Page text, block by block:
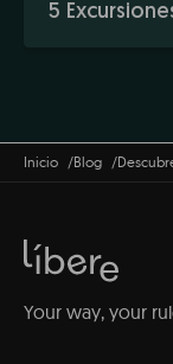
5
Inicio Blog
Your way, your